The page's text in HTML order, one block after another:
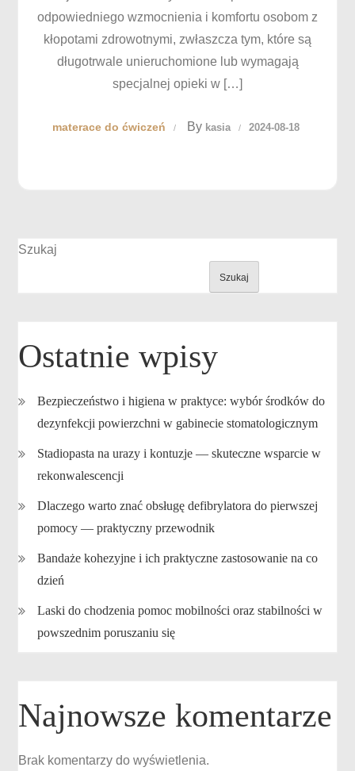
odpowiedniego wzmocnienia i komfortu osobom z
kłopotami zdrowotnymi, zwłaszcza tym, które są
długotrwale unieruchomione lub wymagają
specjalnej opieki w […]
materace do ćwiczeń By kasia 2024-08-18
Szukaj
Szukaj
Ostatnie wpisy
Bezpieczeństwo i higiena w praktyce: wybór środków do
dezynfekcji powierzchni w gabinecie stomatologicznym
Stadiopasta na urazy i kontuzje — skuteczne wsparcie w
rekonwalescencji
Dlaczego warto znać obsługę defibrylatora do pierwszej
pomocy — praktyczny przewodnik
Bandaże kohezyjne i ich praktyczne zastosowanie na co
dzień
Laski do chodzenia pomoc mobilności oraz stabilności w
powszednim poruszaniu się
Najnowsze komentarze
Brak komentarzy do wyświetlenia.